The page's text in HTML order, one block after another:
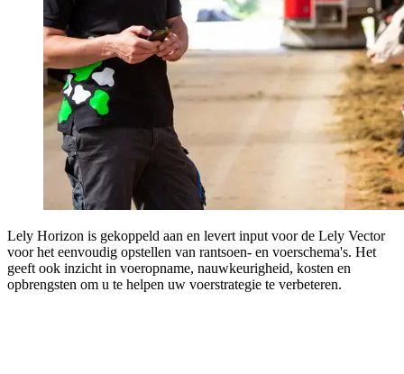
Lely Horizon is gekoppeld aan en levert input voor de Lely Vector
voor het eenvoudig opstellen van rantsoen- en voerschema's. Het
geeft ook inzicht in voeropname, nauwkeurigheid, kosten en
opbrengsten om u te helpen uw voerstrategie te verbeteren.